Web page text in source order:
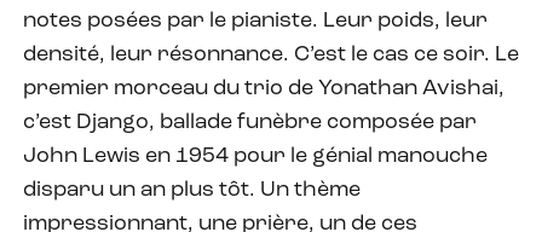
notes posées par le pianiste. Leur poids, leur
densité, leur résonnance. C’est le cas ce soir. Le
premier morceau du trio de Yonathan Avishai,
c’est Django, ballade funèbre composée par
John Lewis en 1954 pour le génial manouche
disparu un an plus tôt. Un thème
impressionnant, une prière, un de ces